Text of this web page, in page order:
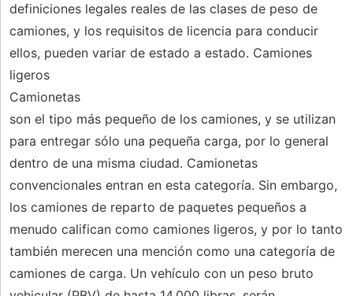
definiciones legales reales de las clases de peso de
camiones, y los requisitos de licencia para conducir
ellos, pueden variar de estado a estado. Camiones
ligeros
Camionetas
son el tipo más pequeño de los camiones, y se utilizan
para entregar sólo una pequeña carga, por lo general
dentro de una misma ciudad. Camionetas
convencionales entran en esta categoría. Sin embargo,
los camiones de reparto de paquetes pequeños a
menudo califican como camiones ligeros, y por lo tanto
también merecen una mención como una categoría de
camiones de carga. Un vehículo con un peso bruto